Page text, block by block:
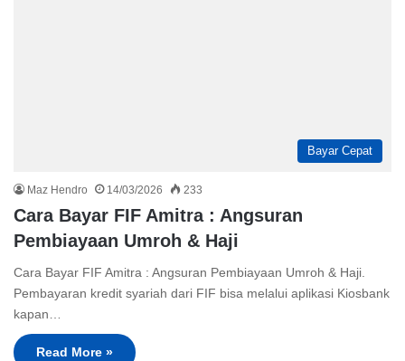
Bayar Cepat
Maz Hendro 14/03/2026 233
Cara Bayar FIF Amitra : Angsuran
Pembiayaan Umroh & Haji
Cara Bayar FIF Amitra : Angsuran Pembiayaan Umroh & Haji.
Pembayaran kredit syariah dari FIF bisa melalui aplikasi Kiosbank
kapan…
Read More »